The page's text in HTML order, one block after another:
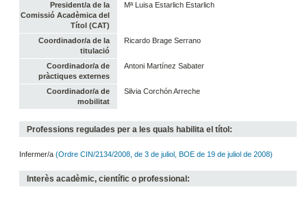
President/a de la
Comissió Acadèmica del
Títol (CAT)
Mª Luisa Estarlich Estarlich
Coordinador/a de la
titulació
Ricardo Brage Serrano
Coordinador/a de
pràctiques externes
Antoni Martínez Sabater
Coordinador/a de
mobilitat
Silvia Corchón Arreche
Professions regulades per a les quals habilita el títol:
Infermer/a (Ordre CIN/2134/2008, de 3 de juliol, BOE de 19 de juliol de 2008)
Interès acadèmic, científic o professional: